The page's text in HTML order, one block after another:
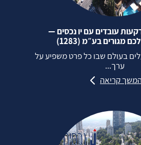
עובדים עם יו נכסים —
מגורים בע״מ (1283)
בעולם שבו כל פרט משפיע על
ערך...
קריאה